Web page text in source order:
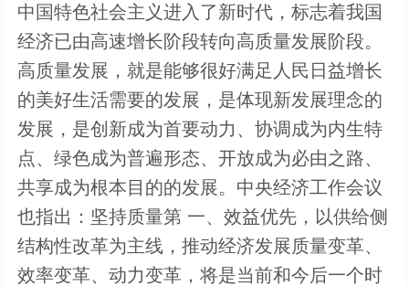
中国特色社会主义进入了新时代，标志着我国
经济已由高速增长阶段转向高质量发展阶段。
高质量发展，就是能够很好满足人民日益增长
的美好生活需要的发展，是体现新发展理念的
发展，是创新成为首要动力、协调成为内生特
点、绿色成为普遍形态、开放成为必由之路、
共享成为根本目的的发展。中央经济工作会议
也指出：坚持质量第 一、效益优先，以供给侧
结构性改革为主线，推动经济发展质量变革、
效率变革、动力变革，将是当前和今后一个时